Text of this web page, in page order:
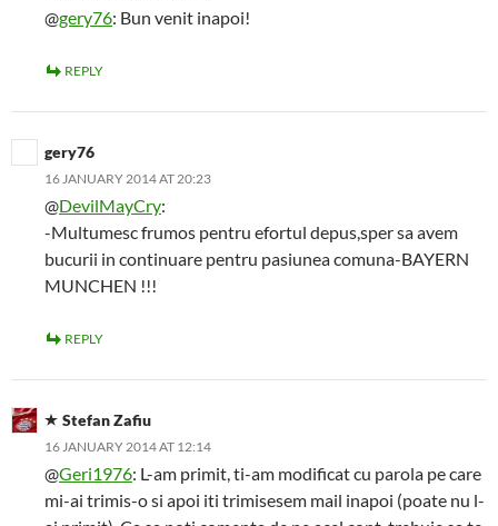
@gery76: Bun venit inapoi!
REPLY
gery76
16 JANUARY 2014 AT 20:23
@DevilMayCry:
-Multumesc frumos pentru efortul depus,sper sa avem
bucurii in continuare pentru pasiunea comuna-BAYERN
MUNCHEN !!!
REPLY
Stefan Zafiu
16 JANUARY 2014 AT 12:14
@Geri1976: L-am primit, ti-am modificat cu parola pe care
mi-ai trimis-o si apoi iti trimisesem mail inapoi (poate nu l-